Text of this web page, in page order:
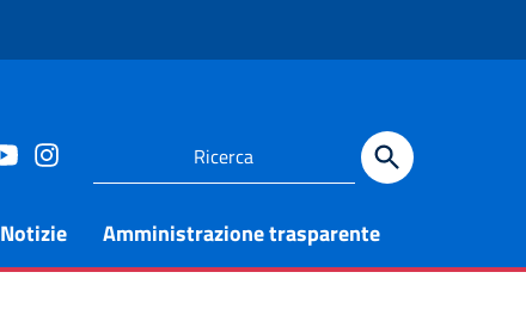
Notizie Amministrazione trasparente